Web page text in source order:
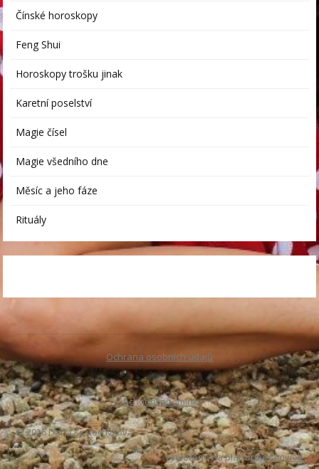
Čínské horoskopy
Feng Shui
Horoskopy trošku jinak
Karetní poselství
Magie čísel
Magie všedního dne
Měsíc a jeho fáze
Rituály
Ochrana osobních údajů
Obchodní podmínky
© 2026 Dana Kratochvílová
Vytvořeno na platforměMioweb